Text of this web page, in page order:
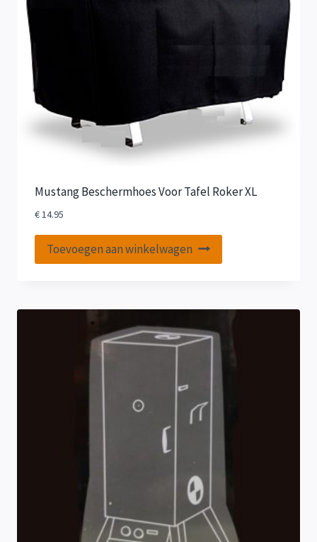
Mustang Beschermhoes Voor Tafel Roker XL
€14.95
Toevoegen aan winkelwagen